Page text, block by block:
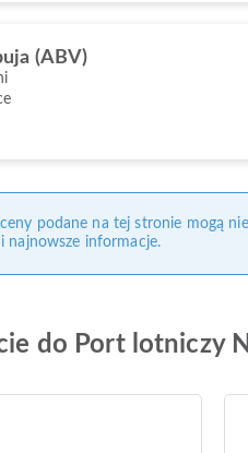
(ABV)
podane na tej stronie mogą
najnowsze informacje.
do Port lotniczy